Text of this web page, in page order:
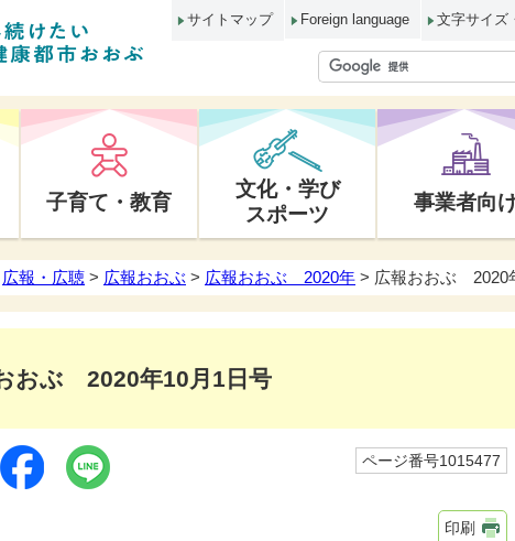
サイトマップ Foreign language 文字サイズ
子育て・教育
文化・学び
スポーツ
事業者向
広報・広聴 > 広報おおぶ > 広報おおぶ 2020年 > 広報おおぶ 2020
おぶ 2020年10月1日号
ページ番号1015477
印刷